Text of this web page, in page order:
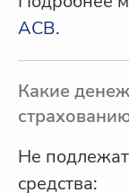
АСВ.
Какие
Не
средства: